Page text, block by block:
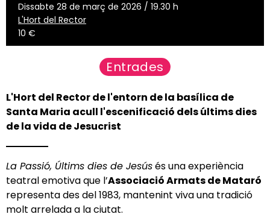
Dissabte 28 de març de 2026 / 19.30 h
L'Hort del Rector
10 €
Entrades
L'Hort del Rector de l'entorn de la basílica de
Santa Maria acull l'escenificació dels últims dies
de la vida de Jesucrist
La Passió, Últims dies de Jesúsés una experiència
teatral emotiva que l’Associació Armats de Mataró
representa des del 1983, mantenint viva una tradició
molt arrelada a la ciutat.